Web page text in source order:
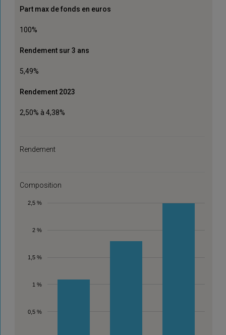
Part max de fonds en euros
100%
Rendement sur 3 ans
5,49%
Rendement 2023
2,50% à 4,38%
Rendement
Composition
0,5 %
1 %
1,5 %
2 %
2,5 %